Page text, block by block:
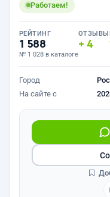
Работаем!
РЕЙТИНГ
1 588
№ 1 028 в каталоге
ОТЗЫВЫ
4
Город
На сайте с